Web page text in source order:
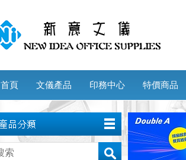
首頁 文儀產品 印務中心 特價商品